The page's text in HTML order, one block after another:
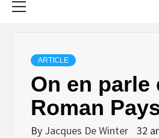
ARTICLE
On en parle
Roman
By Jacques De Winter 32